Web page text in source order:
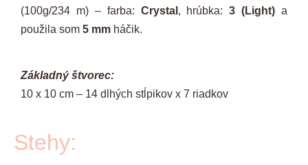
(100g/234 m) – farba: Crystal , hrúbka:3 (Light) a
použila som 5 mm háčik.
Základný štvorec:
10 x 10 cm – 14 dlhých stĺpikov x 7 riadkov
Stehy: